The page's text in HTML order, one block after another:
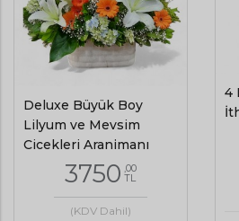
Deluxe Büyük Boy
Lilyum ve Mevsim
Çiçekleri Aranjmanı
3750 ,00
TL
(KDV Dahil)
4